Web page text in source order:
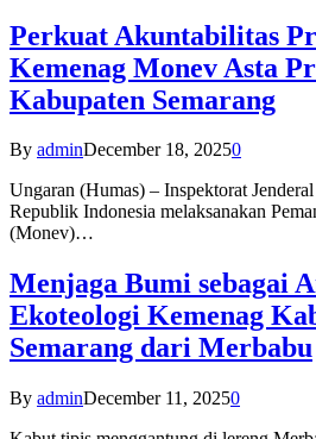
Perkuat Akuntabilitas
Kemenag Monev Asta
Kabupaten Semarang
By adminDecember 18, 20250
Ungaran (Humas) – Inspektorat
Republik Indonesia melaksanakan
(Monev)…
Menjaga Bumi sebagai
Ekoteologi Kemenag
Semarang dari Merbabu
By adminDecember 11, 20250